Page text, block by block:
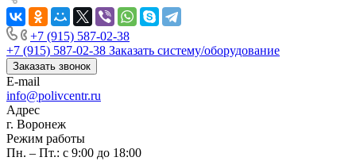
+7 (915) 587-02-38
+7 (915) 587-02-38 Заказать систему/оборудование
Заказать звонок
E-mail
info@polivcentr.ru
Адрес
г. Воронеж
Режим работы
Пн. – Пт.: с 9:00 до 18:00